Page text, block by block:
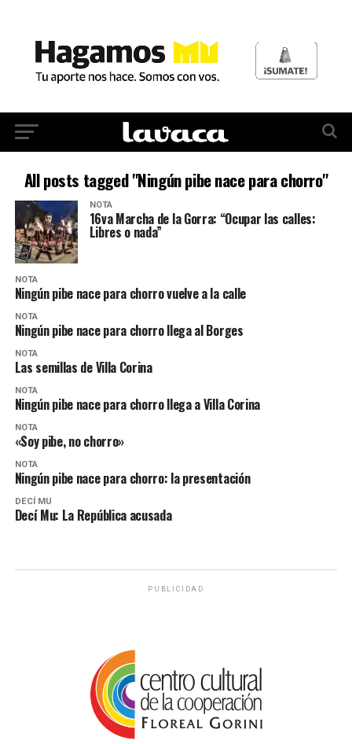
All posts tagged "Ningún pibe nace para chorro"
NOTA
16va Marcha de la Gorra: “Ocupar las calles:
Libres o nada”
NOTA
Ningún pibe nace para chorro vuelve a la calle
NOTA
Ningún pibe nace para chorro llega al Borges
NOTA
Las semillas de Villa Corina
NOTA
Ningún pibe nace para chorro llega a Villa Corina
NOTA
«Soy pibe, no chorro»
NOTA
Ningún pibe nace para chorro: la presentación
DECÍ MU
Decí Mu: La República acusada
PUBLICIDAD